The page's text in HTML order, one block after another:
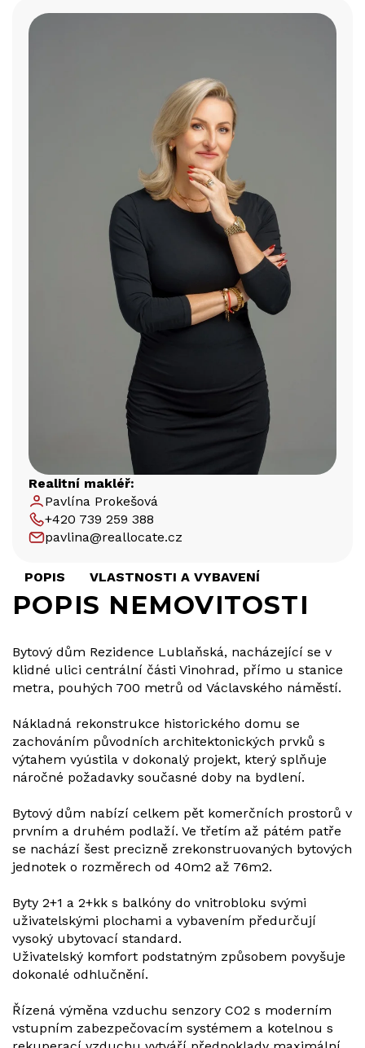
POPIS VLASTNOSTI A VYBAVENÍ
POPIS NEMOVITOSTI
Bytový dům Rezidence Lublaňská, nacházející se v
klidné ulici centrální části Vinohrad, přímo u stanice
metra, pouhých 700 metrů od Václavského náměstí.
Nákladná rekonstrukce historického domu se
zachováním původních architektonických prvků s
výtahem vyústila v dokonalý projekt, který splňuje
náročné požadavky současné doby na bydlení.
Bytový dům nabízí celkem pět komerčních prostorů v
prvním a druhém podlaží. Ve třetím až pátém patře
se nachází šest precizně zrekonstruovaných bytových
jednotek o rozměrech od 40m2 až 76m2.
Byty 2+1 a 2+kk s balkóny do vnitrobloku svými
uživatelskými plochami a vybavením předurčují
vysoký ubytovací standard.
Uživatelský komfort podstatným způsobem povyšuje
dokonalé odhlučnění.
Řízená výměna vzduchu senzory CO2 s moderním
vstupním zabezpečovacím systémem a kotelnou s
Realitní makléř:
Pavlína Prokešová
+420 739 259 388
pavlina@reallocate.cz